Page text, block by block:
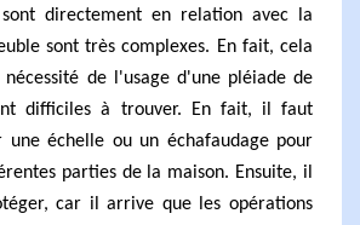
directement en relation avec la
sont très complexes. En fait, cela
de l'usage d'une pléiade de
difficiles à trouver. En fait, il faut
une échelle ou un échafaudage pour
parties de la maison. Ensuite, il
car il arrive que les opérations